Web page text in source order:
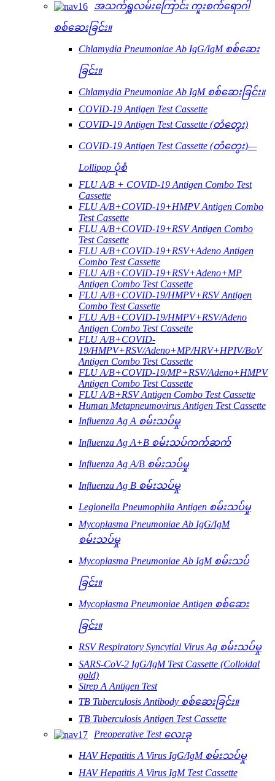
အသက်ရှူလမ်းကြောင်း ကူးစက်ရောဂါ
စစ်ဆေးခြင်း။
Chlamydia Pneumoniae Ab IgG/IgM စစ်ဆေး
ခြင်း။
Chlamydia Pneumoniae Ab IgM စစ်ဆေးခြင်း။
COVID-19 Antigen Test Cassette
COVID-19 Antigen Test Cassette (တံတွေး)
COVID-19 Antigen Test Cassette (တံတွေး)—
Lollipop ပုံစံ
FLU A/B + COVID-19 Antigen Combo Test
Cassette
FLU A/B+COVID-19+HMPV Antigen Combo
Test Cassette
FLU A/B+COVID-19+RSV Antigen Combo
Test Cassette
FLU A/B+COVID-19+RSV+Adeno Antigen
Combo Test Cassette
FLU A/B+COVID-19+RSV+Adeno+MP
Antigen Combo Test Cassette
FLU A/B+COVID-19/HMPV+RSV Antigen
Combo Test Cassette
FLU A/B+COVID-19/HMPV+RSV/Adeno
Antigen Combo Test Cassette
FLU A/B+COVID-
19/HMPV+RSV/Adeno+MP/HRV+HPIV/BoV
Antigen Combo Test Cassette
FLU A/B+COVID-19/MP+RSV/Adeno+HMPV
Antigen Combo Test Cassette
FLU A/B+RSV Antigen Combo Test Cassette
Human Metapneumovirus Antigen Test Cassette
Influenza Ag A စမ်းသပ်မှု
Influenza Ag A+B စမ်းသပ်ကက်ဆက်
Influenza Ag A/B စမ်းသပ်မှု
Influenza Ag B စမ်းသပ်မှု
Legionella Pneumophila Antigen စမ်းသပ်မှု
Mycoplasma Pneumoniae Ab IgG/IgM
စမ်းသပ်မှု
Mycoplasma Pneumoniae Ab IgM စမ်းသပ်
ခြင်း။
Mycoplasma Pneumoniae Antigen စစ်ဆေး
ခြင်း။
RSV Respiratory Syncytial Virus Ag စမ်းသပ်မှု
SARS-CoV-2 IgG/IgM Test Cassette (Colloidal
gold)
Strep A Antigen Test
TB Tuberculosis Antibody စစ်ဆေးခြင်း။
TB Tuberculosis Antigen Test Cassette
Preoperative Test လေးခု
HAV Hepatitis A Virus IgG/IgM စမ်းသပ်မှု
HAV Hepatitis A Virus IgM Test Cassette